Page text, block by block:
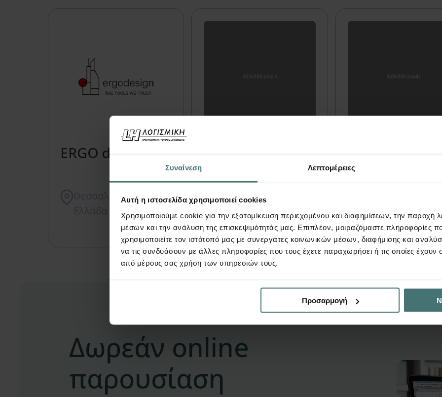
Συναίνεση Λεπτομέρειες
Αυτή η ιστοσελίδα χρησιμοποιεί cookies
Χρησιμοποιούμε cookie για την εξατομίκευση περιεχομένου και διαφημίσεων, την παροχή
μέσων και την ανάλυση της επισκεψιμότητάς μας. Επιπλέον, μοιραζόμαστε πληροφορίες
χρησιμοποιείτε τον ιστότοπό μας με συνεργάτες κοινωνικών μέσων, διαφήμισης και
να τις συνδυάσουν με άλλες πληροφορίες που τους έχετε παραχωρήσει ή τις οποίες έχουν
από μέρους σας χρήση των υπηρεσιών τους.
Προσαρμογή
ERGO design
Θεσσαλονίκη,
Ηράκλειο, Ελλάδα
Παπαϊωάννου
Δωρεάν online
παρουσίαση